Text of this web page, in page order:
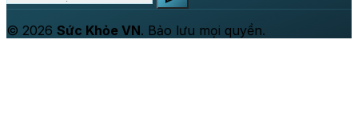
© 2026 Sức Khỏe VN. Bảo lưu mọi quyền.